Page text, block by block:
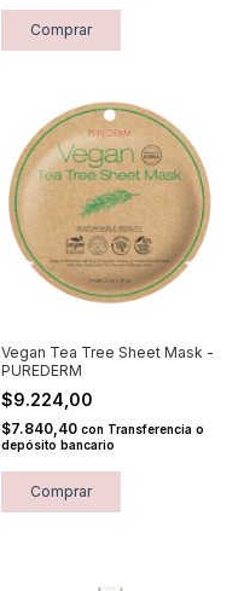
Comprar
Vegan Tea Tree Sheet Mask -
PUREDERM
$9.224,00
$7.840,40 con Transferencia o
depósito bancario
Comprar